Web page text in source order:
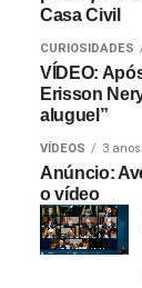
Casa Civil
CURIOSIDADES
VÍDEO:
Erisson
aluguel”
VÍDEOS 3
Anúncio:
o vídeo